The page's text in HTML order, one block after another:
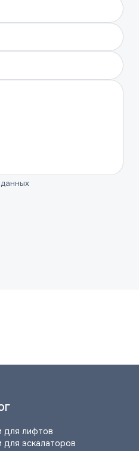
для лифтов
для эскалаторов